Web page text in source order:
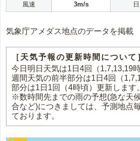
風速
3m/s
気象庁アメダス地点のデータを掲載
［天気予報の更新時間について
今日明日天気は1日4回（1,7,13,19
週間天気の前半部分は1日4回（
部分は1日1回（4時頃）更新します。
※数時間先までの雨の予想(急な天
合など)につきましては、予測地点
ております。